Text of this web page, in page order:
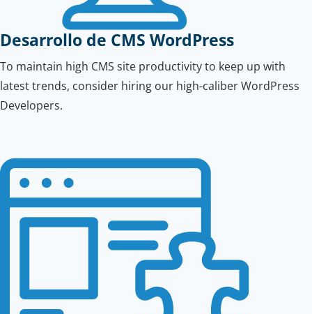
Desarrollo de CMS WordPress
To maintain high CMS site productivity to keep up with
latest trends, consider hiring our high-caliber WordPress
Developers.